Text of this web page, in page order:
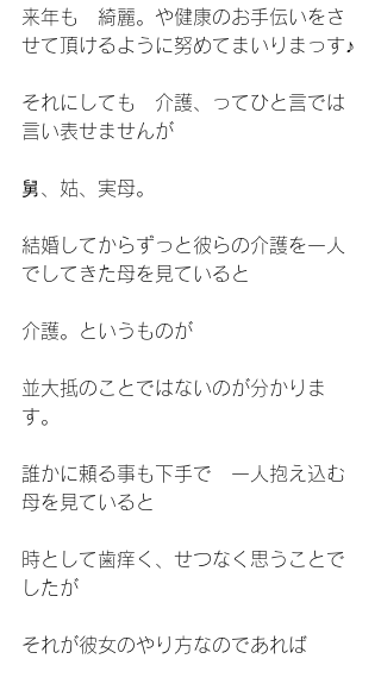
来年も　綺麗。や健康のお手伝いをさ
せて頂けるように努めてまいりまっす♪
それにしても　介護、ってひと言では
言い表せませんが
舅、姑、実母。
結婚してからずっと彼らの介護を一人
でしてきた母を見ていると
介護。というものが
並大抵のことではないのが分かりま
す。
誰かに頼る事も下手で　一人抱え込む
母を見ていると
時として歯痒く、せつなく思うことで
したが
それが彼女のやり方なのであれば